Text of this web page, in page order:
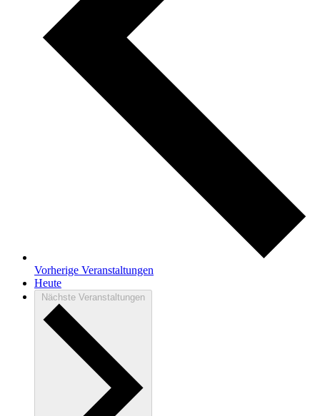
Vorherige Veranstaltungen
Heute
Nächste Veranstaltungen